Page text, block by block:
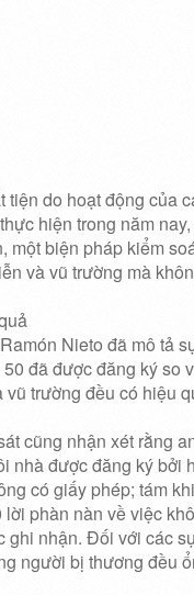
tiện do hoạt động của
hiện trong năm
một biện pháp kiểm
và vũ trường mà
Nieto đã mô tả
đã được đăng ký so
trường đều có hiệu
cũng nhận xét rằng
nhà được đăng ký bởi
có giấy phép; tám
lời phàn nàn về việc
ghi nhận. Đối với các
người bị thương đều